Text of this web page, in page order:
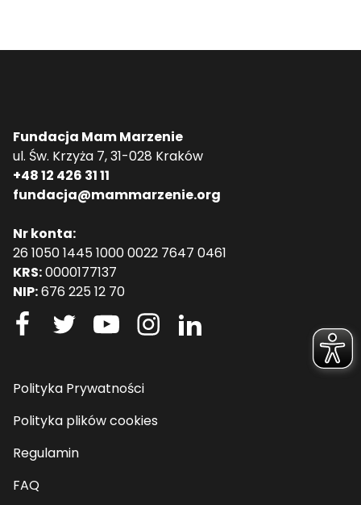
Fundacja Mam Marzenie
ul. Św. Krzyża 7, 31-028 Kraków
+48 12 426 31 11
fundacja@mammarzenie.org
Nr konta:
26 1050 1445 1000 0022 7647 0461
KRS:0000177137
NIP:676 225 12 70
Polityka Prywatności
Polityka plików cookies
Regulamin
FAQ